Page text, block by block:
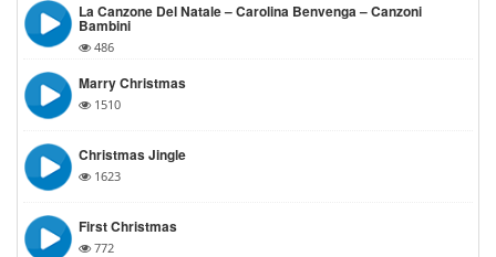
La Canzone Del Natale – Carolina Benvenga – Canzoni
Bambini
486
Marry Christmas
1510
Christmas Jingle
1623
First Christmas
772